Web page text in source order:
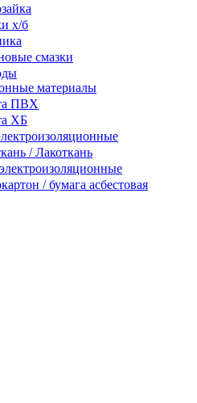
х/б
смазки
материалы
ПВХ
ХБ
/ Лакоткань
/ бумага асбестовая